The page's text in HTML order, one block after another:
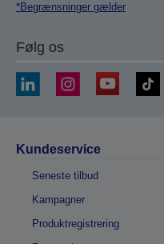
*Begrænsninger gælder
Følg os
Kundeservice
Seneste tilbud
Kampagner
Produktregistrering